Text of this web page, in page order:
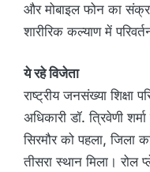
और मोबाइल फोन का
शारीरिक कल्याण में
ये रहे विजेता
राष्ट्रीय जनसंख्या शिक्षा
अधिकारी डॉ. त्रिवेणी
सिरमौर को पहला, जिला
तीसरा स्थान मिला। रोल